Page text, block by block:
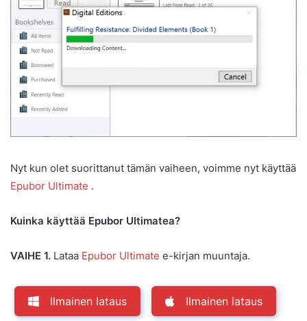
Nyt kun olet suorittanut tämän vaiheen, voimme nyt käyttää
Epubor Ultimate .
Kuinka käyttää Epubor Ultimatea?
VAIHE 1. Lataa Epubor Ultimate e-kirjan muuntaja.
Ilmainen lataus Ilmainen lataus